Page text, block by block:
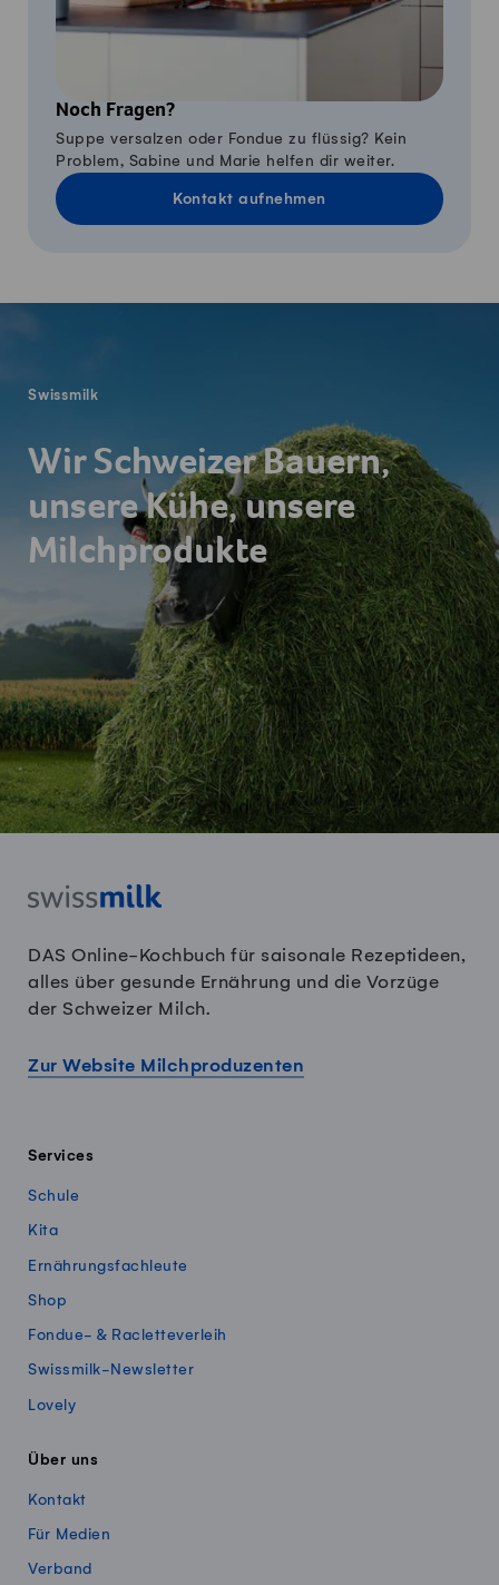
Noch Fragen?
Suppe versalzen oder Fondue zu flüssig? Kein
Problem, Sabine und Marie helfen dir weiter.
Kontakt aufnehmen
Swissmilk
Wir Schweizer Bauern,
unsere Kühe, unsere
Milchprodukte
DAS Online-Kochbuch für saisonale Rezeptideen,
alles über gesunde Ernährung und die Vorzüge
der Schweizer Milch.
Zur Website Milchproduzenten
Services
Schule
Kita
Ernährungsfachleute
Shop
Fondue- & Racletteverleih
Swissmilk-Newsletter
Lovely
Über uns
Kontakt
Für Medien
Verband